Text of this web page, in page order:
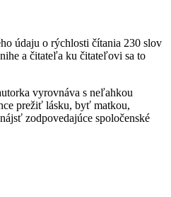
údaju o rýchlosti čítania 230 slov
a čitateľa ku čitateľovi sa to
vyrovnáva s neľahkou
prežiť lásku, byť matkou,
zodpovedajúce spoločenské